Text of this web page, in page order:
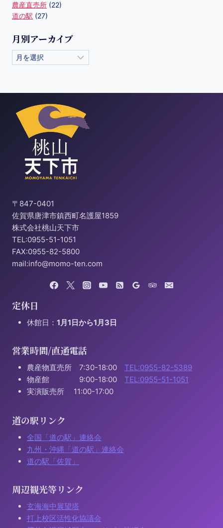
農産直売所 (22)
道の駅 (27)
月別アーカイブ
〒847-0401
佐賀県唐津市鎮西町名護屋1859
株式会社桃山天下市
TEL:0955-51-1051
FAX:0955-82-5800
mail:info@momo-ten.com
定休日
休館日： 1月1日から1月3日
営業時間/直通電話
農産物直売所 7:30-18:00 TEL:0955-82-5389
物産館 9:00-18:00 TEL:0955-51-1051
実演販売所 11:00-17:00
道の駅リンク
全国「道の駅」連絡会
九州・沖縄「道の駅」連絡会
道の駅「佐賀」
周辺観光等リンク
玄海海中展望塔
打上校区活性化協議会